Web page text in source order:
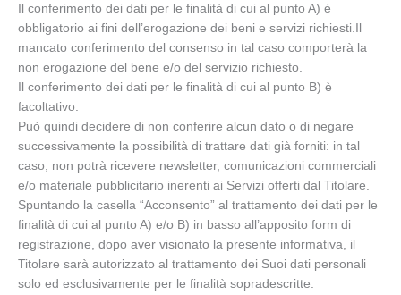
Il conferimento dei dati per le finalità di cui al punto A) è
obbligatorio ai fini dell’erogazione dei beni e servizi richiesti.Il
mancato conferimento del consenso in tal caso comporterà la
non erogazione del bene e/o del servizio richiesto.
Il conferimento dei dati per le finalità di cui al punto B) è
facoltativo.
Può quindi decidere di non conferire alcun dato o di negare
successivamente la possibilità di trattare dati già forniti: in tal
caso, non potrà ricevere newsletter, comunicazioni commerciali
e/o materiale pubblicitario inerenti ai Servizi offerti dal Titolare.
Spuntando la casella “Acconsento” al trattamento dei dati per le
finalità di cui al punto A) e/o B) in basso all’apposito form di
registrazione, dopo aver visionato la presente informativa, il
Titolare sarà autorizzato al trattamento dei Suoi dati personali
solo ed esclusivamente per le finalità sopradescritte.